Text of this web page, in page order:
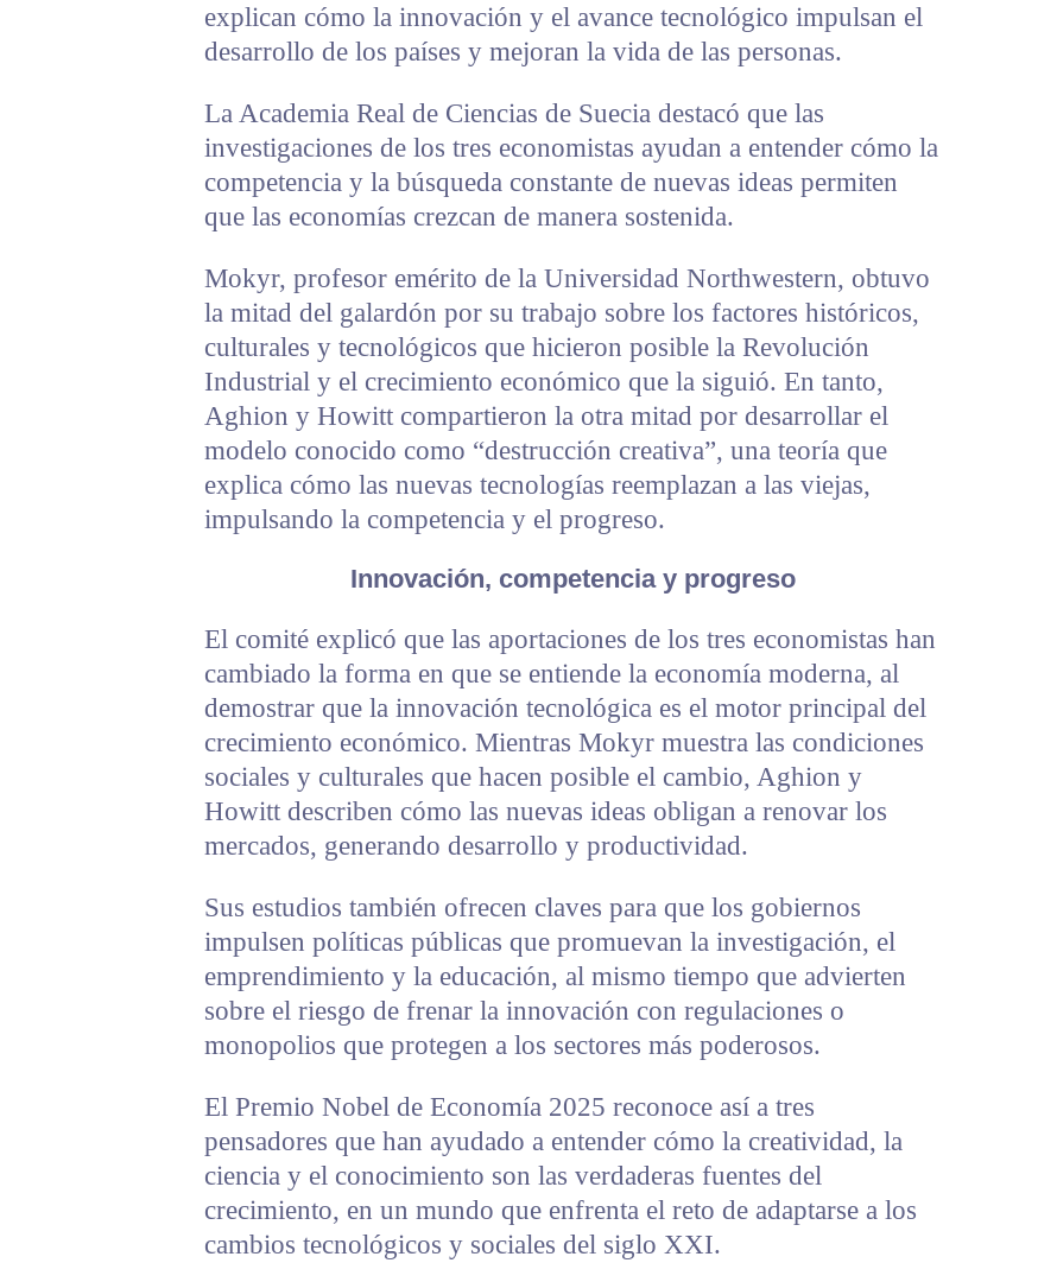
explican cómo la innovación y el avance tecnológico impulsan el
desarrollo de los países y mejoran la vida de las personas.
La Academia Real de Ciencias de Suecia destacó que las
investigaciones de los tres economistas ayudan a entender cómo la
competencia y la búsqueda constante de nuevas ideas permiten
que las economías crezcan de manera sostenida.
Mokyr, profesor emérito de la Universidad Northwestern, obtuvo
la mitad del galardón por su trabajo sobre los factores históricos,
culturales y tecnológicos que hicieron posible la Revolución
Industrial y el crecimiento económico que la siguió. En tanto,
Aghion y Howitt compartieron la otra mitad por desarrollar el
modelo conocido como “destrucción creativa”, una teoría que
explica cómo las nuevas tecnologías reemplazan a las viejas,
impulsando la competencia y el progreso.
Innovación, competencia y progreso
El comité explicó que las aportaciones de los tres economistas han
cambiado la forma en que se entiende la economía moderna, al
demostrar que la innovación tecnológica es el motor principal del
crecimiento económico. Mientras Mokyr muestra las condiciones
sociales y culturales que hacen posible el cambio, Aghion y
Howitt describen cómo las nuevas ideas obligan a renovar los
mercados, generando desarrollo y productividad.
Sus estudios también ofrecen claves para que los gobiernos
impulsen políticas públicas que promuevan la investigación, el
emprendimiento y la educación, al mismo tiempo que advierten
sobre el riesgo de frenar la innovación con regulaciones o
monopolios que protegen a los sectores más poderosos.
El Premio Nobel de Economía 2025 reconoce así a tres
pensadores que han ayudado a entender cómo la creatividad, la
ciencia y el conocimiento son las verdaderas fuentes del
crecimiento, en un mundo que enfrenta el reto de adaptarse a los
cambios tecnológicos y sociales del siglo XXI.